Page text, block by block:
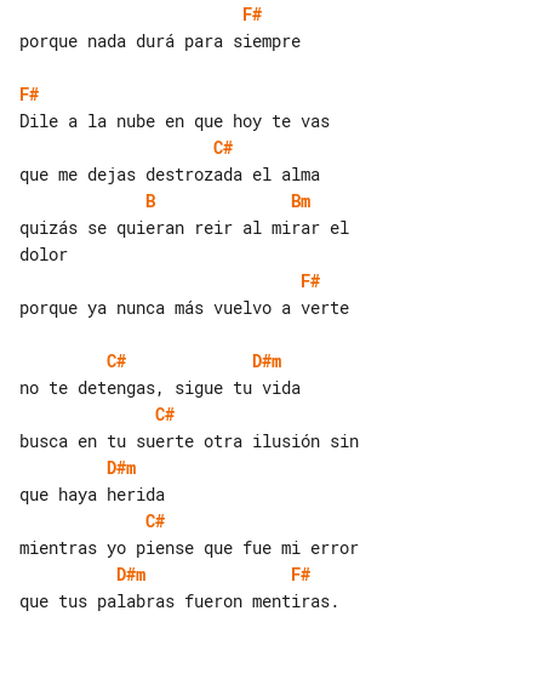
F#
porque nada durá para siempre
F#
C#
B
Bm
quizás se quieran reir al mirar el
F#
porque ya nunca más vuelvo a verte
C#
D#m
C#
D#m
C#
D#m
F#
que tus palabras fueron mentiras.